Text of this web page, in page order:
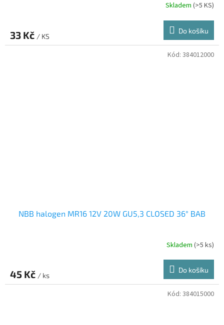
je
1,0
Skladem(>5 KS)
33 Kč / KS
Do košíku
NBB halogen MR16 12V 20W GU5,3 CLOSED 36° BAB
je
3,0
Skladem(>5 ks)
45 Kč / ks
Do košíku
Kód: 384012000
Kód: 384015000